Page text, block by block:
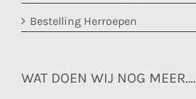
Bestelling Herroepen
WAT DOEN WIJ NOG MEER….